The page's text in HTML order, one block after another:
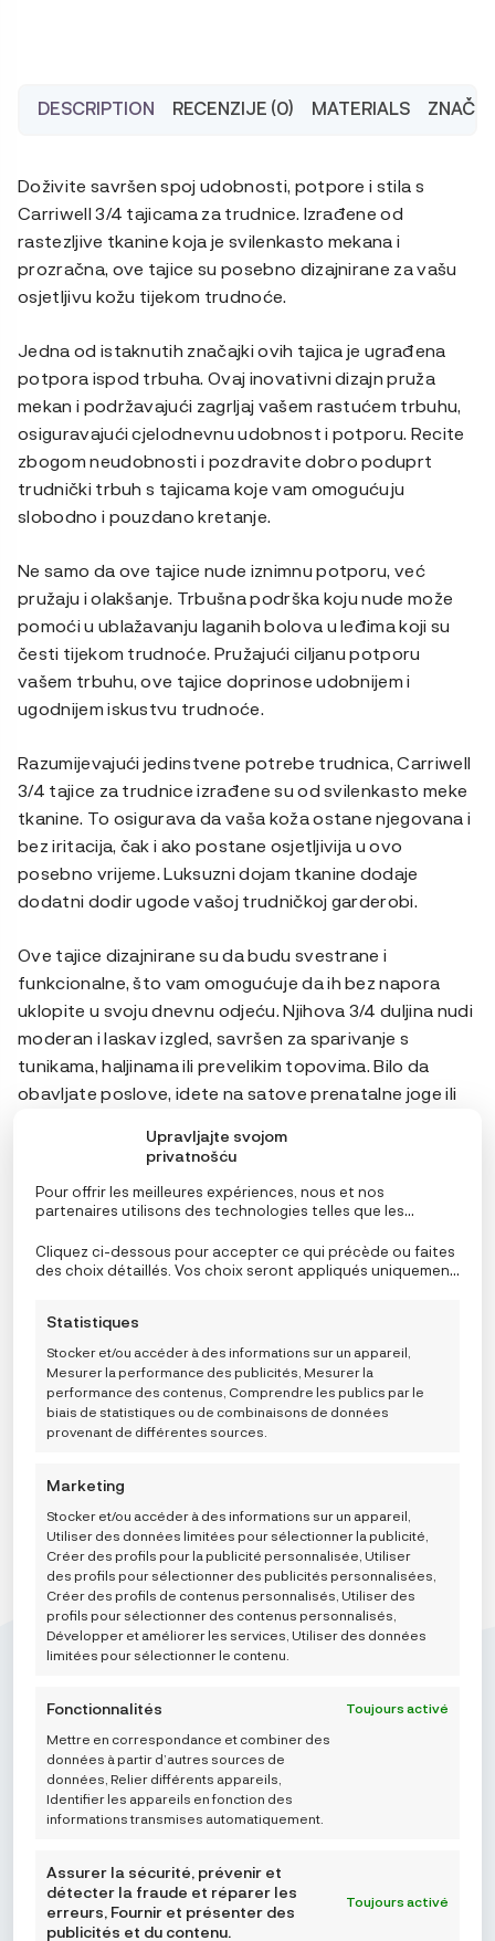
Upravljajte svojom
privatnošću
Pour offrir les meilleures expériences, nous et nos
partenaires utilisons des technologies telles que les
l’appareil. Le consentement à ces technologies nous
permettra, ainsi qu’à nos partenaires, de traiter des
données personnelles telles que le comportement de
publicités (non-) personnalisées. Ne pas consentir ou
fonctionnalités et fonctions.
Cliquez ci-dessous pour accepter ce qui précède ou faites
des choix détaillés. Vos choix seront appliqués uniquement
utilisant les boutons de la politique de cookies, ou en
cliquant sur l’onglet de gestion du consentement en bas de
l’écran.
Statistiques
Stocker et/ou accéder à des informations sur un appareil,
Mesurer la performance des publicités, Mesurer la
performance des contenus, Comprendre les publics par le
biais de statistiques ou de combinaisons de données
provenant de différentes sources.
Marketing
Stocker et/ou accéder à des informations sur un appareil,
Utiliser des données limitées pour sélectionner la publicité,
Créer des profils pour la publicité personnalisée, Utiliser
des profils pour sélectionner des publicités personnalisées,
Créer des profils de contenus personnalisés, Utiliser des
profils pour sélectionner des contenus personnalisés,
Développer et améliorer les services, Utiliser des données
limitées pour sélectionner le contenu.
Fonctionnalités
Toujours activé
Mettre en correspondance et combiner des
données à partir d’autres sources de
données, Relier différents appareils,
Identifier les appareils en fonction des
informations transmises automatiquement.
Assurer la sécurité, prévenir et
détecter la fraude et réparer les
erreurs, Fournir et présenter des
publicités et du contenu.
Toujours activé
DESCRIPTION RECENZIJE (0) MATERIALS
Doživite savršen spoj udobnosti, potpore i stila s
Carriwell 3/4 tajicama za trudnice. Izrađene od
rastezljive tkanine koja je svilenkasto mekana i
prozračna, ove tajice su posebno dizajnirane za vašu
osjetljivu kožu tijekom trudnoće.
Jedna od istaknutih značajki ovih tajica je ugrađena
potpora ispod trbuha. Ovaj inovativni dizajn pruža
mekan i podržavajući zagrljaj vašem rastućem trbuhu,
osiguravajući cjelodnevnu udobnost i potporu. Recite
zbogom neudobnosti i pozdravite dobro poduprt
trudnički trbuh s tajicama koje vam omogućuju
slobodno i pouzdano kretanje.
Ne samo da ove tajice nude iznimnu potporu, već
pružaju i olakšanje. Trbušna podrška koju nude može
pomoći u ublažavanju laganih bolova u leđima koji su
česti tijekom trudnoće. Pružajući ciljanu potporu
vašem trbuhu, ove tajice doprinose udobnijem i
ugodnijem iskustvu trudnoće.
Razumijevajući jedinstvene potrebe trudnica, Carriwell
3/4 tajice za trudnice izrađene su od svilenkasto meke
tkanine. To osigurava da vaša koža ostane njegovana i
bez iritacija, čak i ako postane osjetljivija u ovo
posebno vrijeme. Luksuzni dojam tkanine dodaje
dodatni dodir ugode vašoj trudničkoj garderobi.
Ove tajice dizajnirane su da budu svestrane i
funkcionalne, što vam omogućuje da ih bez napora
uklopite u svoju dnevnu odjeću. Njihova 3/4 duljina nudi
moderan i laskav izgled, savršen za sparivanje s
tunikama, haljinama ili prevelikim topovima. Bilo da
obavljate poslove, idete na satove prenatalne joge ili
udobnost i potporu koja vam je potrebna.
Uz Carriwell 3/4 Maternity Support Leggings, možete
Uživajte u blagodatima njihove mekoće, potpore i
prozračnosti, znajući da su posebno izrađene kako bi
poboljšale vašu udobnost i dobrobit. Uložite u tajice
osjećate osnaženo tijekom ove prekrasne faze života.
Mikroedra d.o.o.
(01) 48 22 132
info@najnaj.eu
PODRŠKA